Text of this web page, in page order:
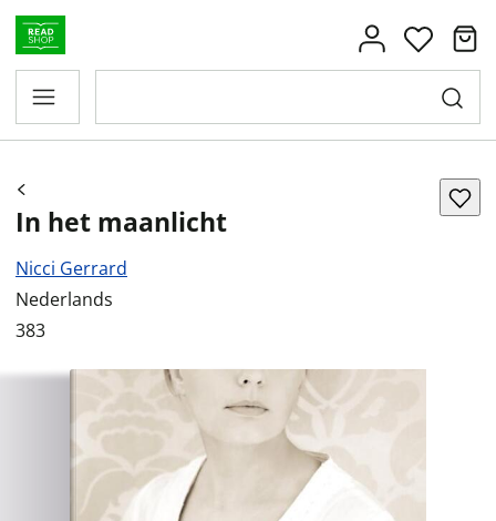
In het maanlicht
Nicci Gerrard
Nederlands
383